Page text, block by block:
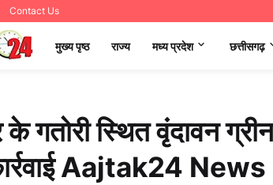
Contact Us
मुख्य पृष्ठ राज्य मध्‍य प्रदेश छत्तीसगढ़
के गतोरी स्थित वृंदावन
Aajtak24 News